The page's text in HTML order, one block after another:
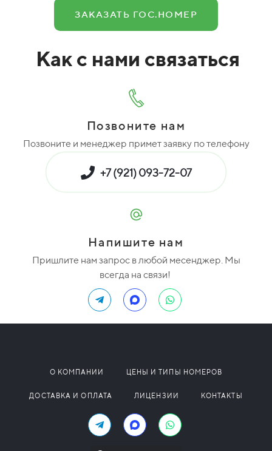
ЗАКАЗАТЬ ГОС.НОМЕР
Как с нами связаться
Позвоните нам
Позвоните и менеджер примет заявку по телефону
+7 (921) 093-72-07
Напишите нам
Пришлите нам запрос в любой месенджер. Мы
всегда на связи!
О КОМПАНИИ ЦЕНЫ И ТИПЫ НОМЕРОВ
ДОСТАВКА И ОПЛАТА ЛИЦЕНЗИИ КОНТАКТЫ